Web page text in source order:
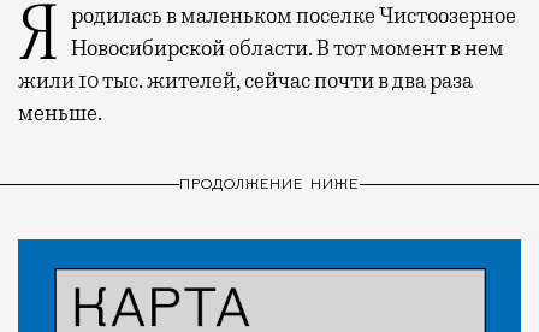
Я родилась в маленьком поселке Чистоозерное Новосибирской области. В тот момент в нем
жили 10 тыс. жителей, сейчас почти в два раза
меньше.
ПРОДОЛЖЕНИЕ НИЖЕ